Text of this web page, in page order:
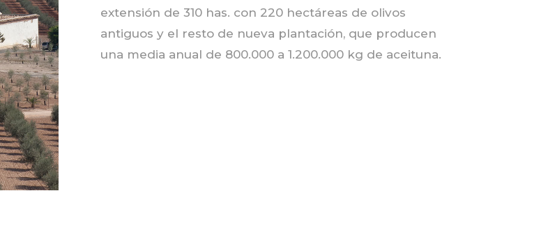
extensión de 310 has. con 220 hectáreas de olivos
antiguos y el resto de nueva plantación, que producen
una media anual de 800.000 a 1.200.000 kg de aceituna.